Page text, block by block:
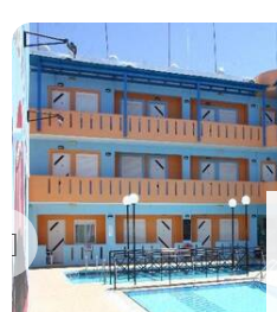
Previous